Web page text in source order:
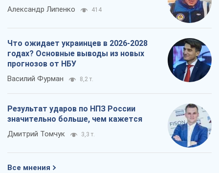
Александр Липенко 414
Что ожидает украинцев в 2026-2028
годах? Основные выводы из новых
прогнозов от НБУ
Василий Фурман 8,2 т.
Результат ударов по НПЗ России
значительно больше, чем кажется
Дмитрий Томчук 3,3 т.
Все мнения